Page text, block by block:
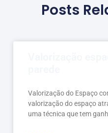
Posts
Valorização do Espaço
valorização do espaço
uma técnica que tem